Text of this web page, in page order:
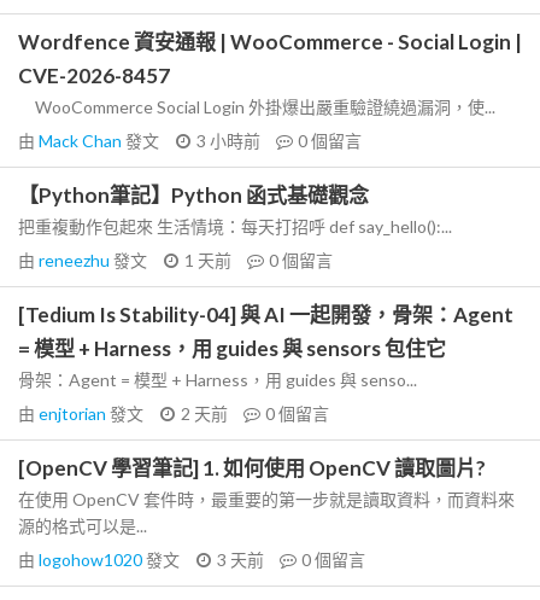
Wordfence 資安通報 | WooCommerce - Social Login |
CVE-2026-8457
WooCommerce Social Login 外掛爆出嚴重驗證繞過漏洞，使...
由 Mack Chan 發文 3 小時前 0個留言
【Python筆記】Python 函式基礎觀念
把重複動作包起來 生活情境：每天打招呼 def say_hello():...
由 reneezhu 發文 1 天前 0個留言
[Tedium Is Stability-04] 與 AI 一起開發，骨架：Agent
= 模型 + Harness，用 guides 與 sensors 包住它
骨架：Agent = 模型 + Harness，用 guides 與 senso...
由 enjtorian 發文 2 天前 0個留言
[OpenCV 學習筆記] 1. 如何使用 OpenCV 讀取圖片?
在使用 OpenCV 套件時，最重要的第一步就是讀取資料，而資料來
源的格式可以是...
由 logohow1020發文 3 天前 0個留言